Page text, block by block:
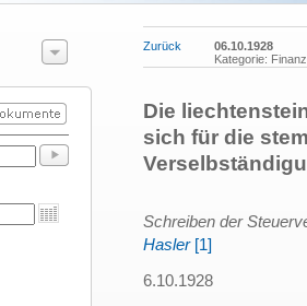
Zurück
06.10.1928
Kategorie:
Die
sich für die
Schreiben der
Hasler [1]
6.10.1928